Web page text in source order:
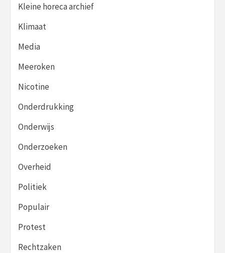
Kleine horeca archief
Klimaat
Media
Meeroken
Nicotine
Onderdrukking
Onderwijs
Onderzoeken
Overheid
Politiek
Populair
Protest
Rechtzaken